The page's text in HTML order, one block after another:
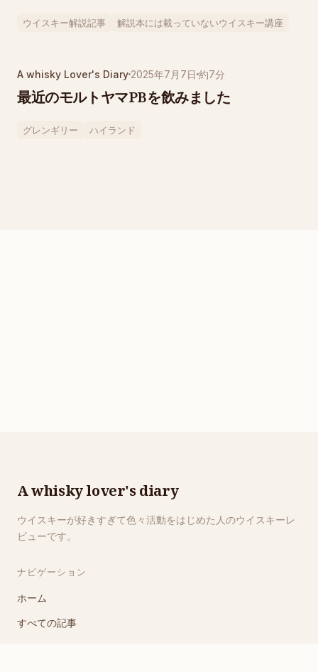
ウイスキー解説記事 解説本には載っていないウイスキー講座
A whisky Lover's Diary 2025年7月7日 約7分
最近のモルトヤマPBを飲みました
グレンギリー ハイランド
A whisky lover's diary
ウイスキーが好きすぎて色々活動をはじめた人のウイスキーレ
ビューです。
ナビゲーション
ホーム
すべての記事